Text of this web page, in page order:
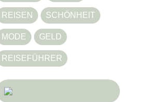
REISEN SCHÖNHEIT
MODE GELD
REISEFÜHRER